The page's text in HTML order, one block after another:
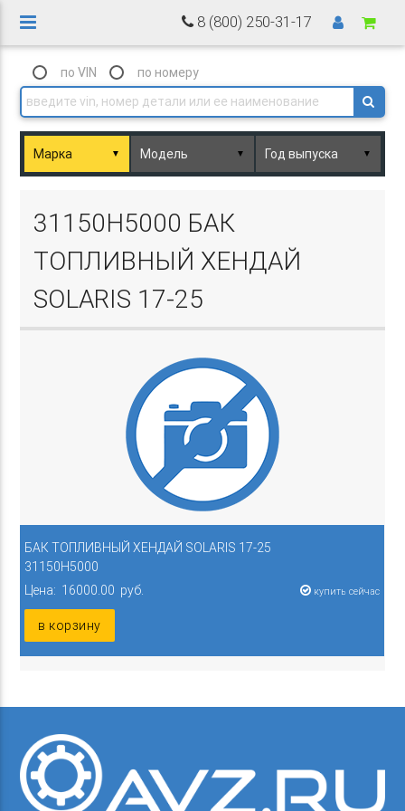
8 (800) 250-31-17
по VIN по номеру
▼ ▼ ▼
31150H5000 БАК
ТОПЛИВНЫЙ ХЕНДАЙ
SOLARIS 17-25
БАК ТОПЛИВНЫЙ ХЕНДАЙ SOLARIS 17-25
31150H5000
Цена: 16000.00 руб.
купить сейчас
в корзину